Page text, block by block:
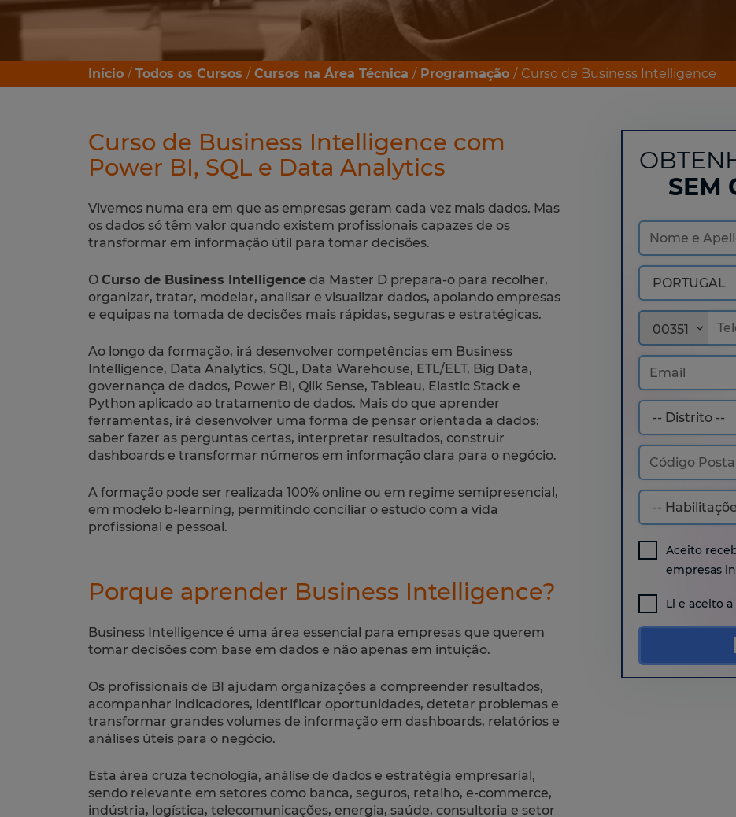
Início Todos os Cursos Cursos na Área Técnica Programação Curso de Business Intelligence
Curso de Business Intelligence com
Power BI, SQL e Data Analytics
Vivemos numa era em que as empresas geram cada vez mais dados. Mas
os dados só têm valor quando existem profissionais capazes de os
transformar em informação útil para tomar decisões.
O Curso de Business Intelligence da Master D prepara-o para recolher,
organizar, tratar, modelar, analisar e visualizar dados, apoiando empresas
e equipas na tomada de decisões mais rápidas, seguras e estratégicas.
Ao longo da formação, irá desenvolver competências em Business
Intelligence, Data Analytics, SQL, Data Warehouse, ETL/ELT, Big Data,
governança de dados, Power BI, Qlik Sense, Tableau, Elastic Stack e
Python aplicado ao tratamento de dados. Mais do que aprender
ferramentas, irá desenvolver uma forma de pensar orientada a dados:
saber fazer as perguntas certas, interpretar resultados, construir
dashboards e transformar números em informação clara para o negócio.
A formação pode ser realizada 100% online ou em regime semipresencial,
em modelo b-learning, permitindo conciliar o estudo com a vida
profissional e pessoal.
Porque aprender Business Intelligence?
Business Intelligence é uma área essencial para empresas que querem
tomar decisões com base em dados e não apenas em intuição.
Os profissionais de BI ajudam organizações a compreender resultados,
acompanhar indicadores, identificar oportunidades, detetar problemas e
transformar grandes volumes de informação em dashboards, relatórios e
análises úteis para o negócio.
Esta área cruza tecnologia, análise de dados e estratégia empresarial,
sendo relevante em setores como banca, seguros, retalho, e-commerce,
indústria, logística, telecomunicações, energia, saúde, consultoria e setor
SEM
00351
Aceito
empresas
Li e aceito a